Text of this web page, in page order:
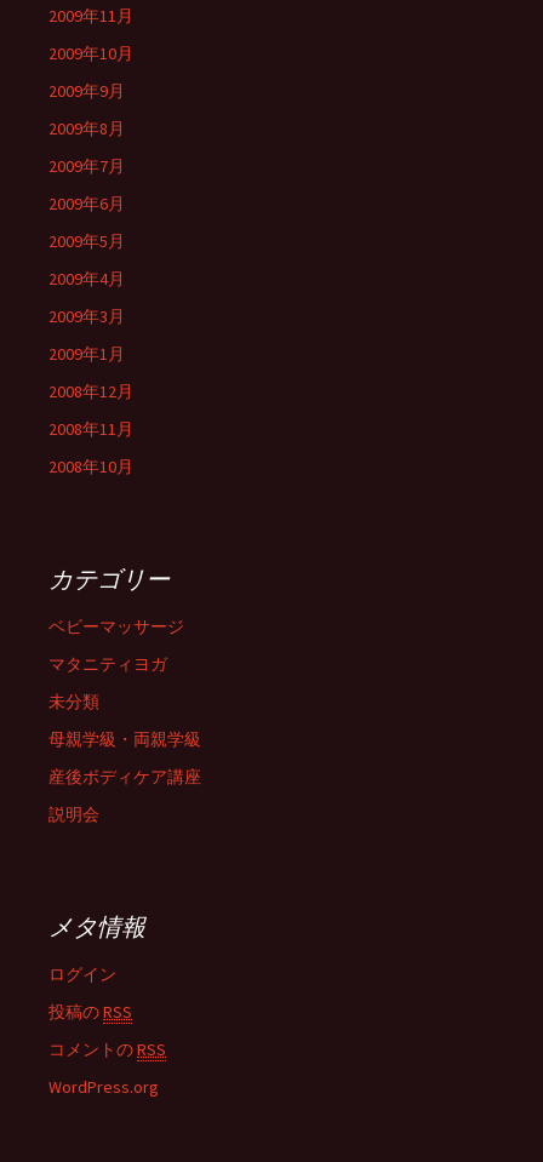
2009年11月
2009年10月
2009年9月
2009年8月
2009年7月
2009年6月
2009年5月
2009年4月
2009年3月
2009年1月
2008年12月
2008年11月
2008年10月
カテゴリー
ベビーマッサージ
マタニティヨガ
未分類
母親学級・両親学級
産後ボディケア講座
説明会
メタ情報
ログイン
投稿のRSS
コメントのRSS
WordPress.org